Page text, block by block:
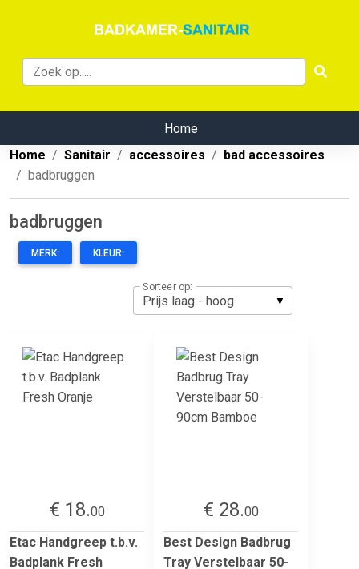
Home
Home
Sanitair accessoires
bad accessoires
badbruggen
badbruggen
MERK: KLEUR:
Sorteer op:
€ 18.00
Etac Handgreep t.b.v.
Badplank Fresh
€ 28.00
Best Design Badbrug
Tray Verstelbaar 50-